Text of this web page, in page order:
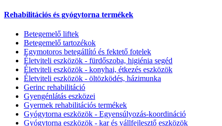
Rehabilitációs és gyógytorna termékek
Betegemelő liftek
Betegemelő tartozékok
Egymotoros betegállító és fektető fotelek
Életviteli eszközök - fürdőszoba, higiénia segéd
Életviteli eszközök - konyhai, étkezés eszközök
Életviteli eszközök - öltözködés, házimunka
Gerinc rehabilitáció
Gyengénlátás eszközei
Gyermek rehabilitációs termékek
Gyógytorna eszközök - Egyensúlyozás-koordináció
Gyógytorna eszközök - kar és vállfejlesztő eszközök